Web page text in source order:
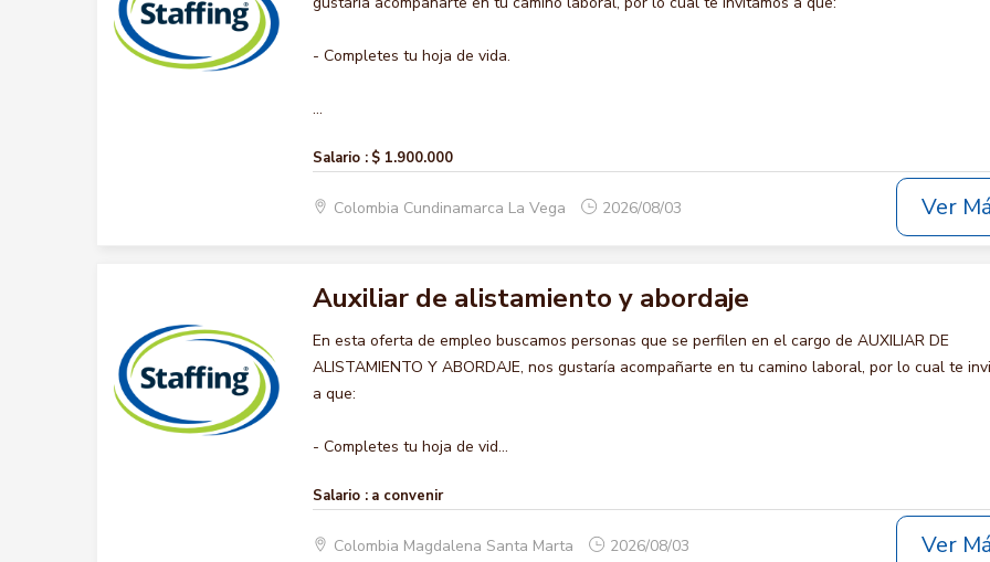
- Completes tu hoja de vida.
...
Salario : $ 1.900.000
Colombia Cundinamarca La Vega 2026/08/03 Ver
Auxiliar de alistamiento y abordaje
En esta oferta de empleo buscamos personas que se perfilen en el cargo de AUXILIAR DE
ALISTAMIENTO Y ABORDAJE, nos gustaría acompañarte en tu camino laboral, por lo cual te
a que:
- Completes tu hoja de vid...
Salario : a convenir
Colombia Magdalena Santa Marta 2026/08/03 Ver